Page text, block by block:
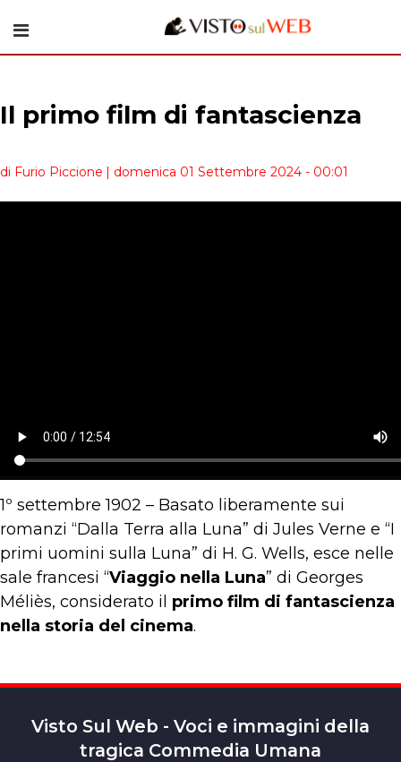
Il primo film di fantascienza
di Furio Piccione | domenica 01 Settembre 2024 - 00:01
1º settembre 1902 – Basato liberamente sui
romanzi “Dalla Terra alla Luna” di Jules Verne e “I
primi uomini sulla Luna” di H. G. Wells, esce nelle
sale francesi “Viaggio nella Luna” di Georges
Méliès, considerato il primo film di fantascienza
nella storia del cinema.
Visto Sul Web - Voci e immagini della
tragica Commedia Umana